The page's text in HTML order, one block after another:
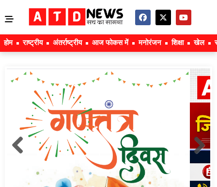
होम राष्ट्रीय अंतर्राष्ट्रीय आज फोकस में मनोरंजन शिक्षा खेल